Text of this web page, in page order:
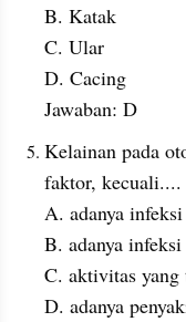
B. Katak
C. Ular
D. Cacing
Jawaban: D
Kelainan pada
faktor, kecuali....
A. adanya
B. adanya
C. aktivitas yang
D. adanya